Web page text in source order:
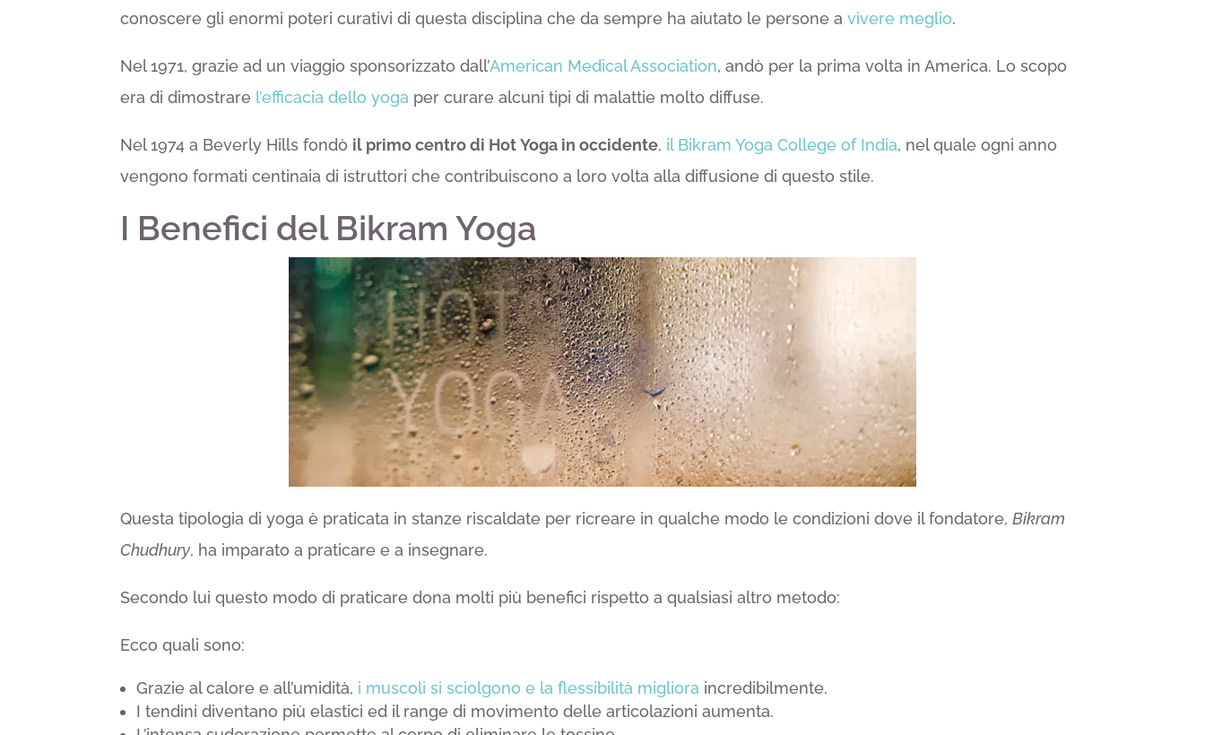
conoscere gli enormi poteri curativi di questa disciplina che da sempre ha aiutato le persone avivere meglio.
Nel 1971, grazie ad un viaggio sponsorizzato dall’American Medical Association, andò per la prima volta in America. Lo scopo
era di dimostrare l’efficacia dello yoga per curare alcuni tipi di malattie molto diffuse.
Nel 1974 a Beverly Hills fondò il primo centro di Hot Yoga in occidente, il Bikram Yoga College of India, nel quale ogni anno
vengono formati centinaia di istruttori che contribuiscono a loro volta alla diffusione di questo stile.
I Benefici del Bikram Yoga
Questa tipologia di yoga è praticata in stanze riscaldate per ricreare in qualche modo le condizioni dove il fondatore,Bikram
Chudhury, ha imparato a praticare e a insegnare.
Secondo lui questo modo di praticare dona molti più benefici rispetto a qualsiasi altro metodo:
Ecco quali sono:
Grazie al calore e all’umidità, i muscoli si sciolgono e la flessibilità migliora incredibilmente.
I tendini diventano più elastici ed il range di movimento delle articolazioni aumenta.